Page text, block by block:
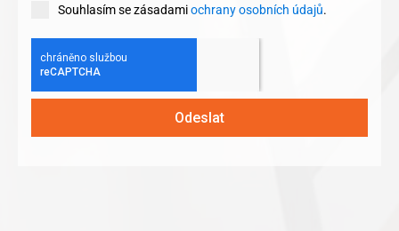
Souhlasím se zásadamiochrany osobních údajů.
Odeslat